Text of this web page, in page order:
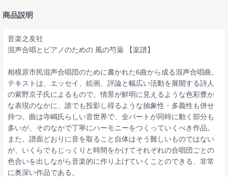
商品説明
音楽之友社
混声合唱とピアノのための 風の芍薬 【楽譜】
相模原市民混声合唱団のために書かれた6曲から成る混声合唱曲。
テキストは、エッセイ、絵画、評論と幅広い活動を展開する詩人
の紫野京子氏によるもので、情景が鮮明に見えるような色彩豊か
な表現のなかに、誰でも投影し得るような抽象性・多義性も併せ
持つ。曲は寺嶋氏らしい音世界で、全パートが同時に動く部分も
多いが、そのなかで丁寧にハーモニーをつくっていくべき作品。
また、譜面どおりに音を取ること自体はそう難しいものではない
が、いくらでもじっくりと時間をかけてそれぞれの合唱団ごとの
色合いを出しながら音楽的に作り上げていくことのできる、非常
に奥深い作品である。